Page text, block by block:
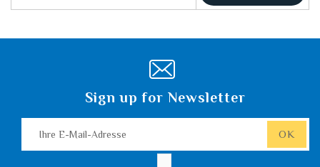
Sign up for Newsletter